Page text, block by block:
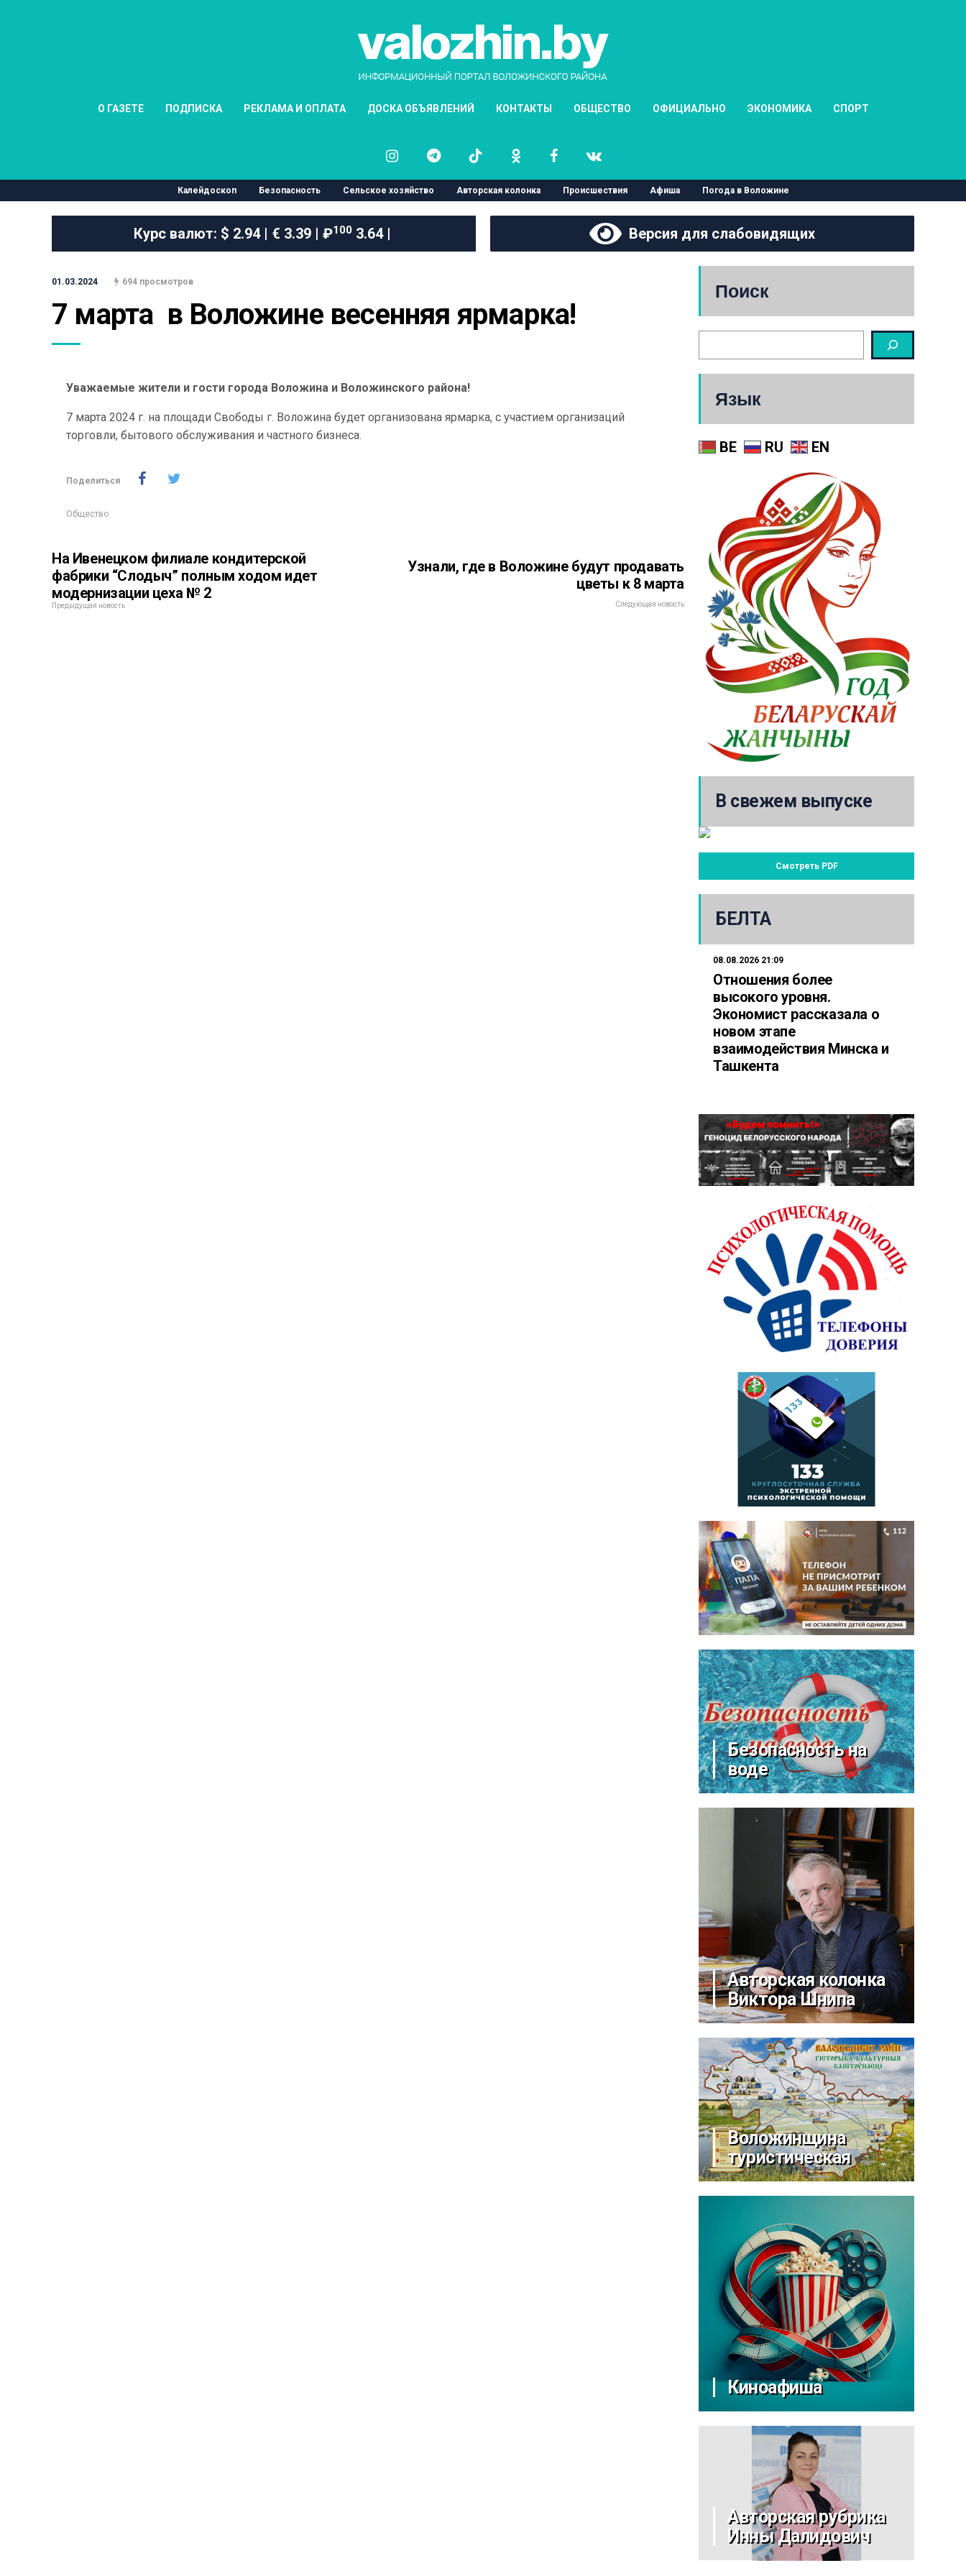
О ГАЗЕТЕ ПОДПИСКА РЕКЛАМА И ОПЛАТА ДОСКА ОБЪЯВЛЕНИЙ КОНТАКТЫ ОБЩЕСТВО ОФИЦИАЛЬНО ЭКОНОМИКА СПОРТ
Калейдоскоп Безопасность Сельское хозяйство Авторская колонка Происшествия Афиша Погода в Воложине
Курс валют: $ 2.94 | € 3.39 | ₽1003.64 | Версия для слабовидящих
01.03.2024 694 просмотров
7 марта  в Воложине весенняя ярмарка!
Уважаемые жители и гости города Воложина и Воложинского района!
7 марта 2024 г. на площади Свободы г. Воложина будет организована ярмарка, с участием организаций
торговли, бытового обслуживания и частного бизнеса.
Поделиться
Общество
На Ивенецком филиале кондитерской
фабрики “Слодыч” полным ходом идет
модернизации цеха № 2
Предыдущая новость
Узнали, где в Воложине будут продавать
цветы к 8 марта
Следующая новость
Поиск
Язык
BE RU EN
В свежем выпуске
Смотреть PDF
БЕЛТА
08.08.2026 21:09
Отношения более
высокого уровня.
Экономист рассказала о
новом этапе
взаимодействия Минска и
Ташкента
Безопасность на
воде
Авторская колонка
Виктора Шнипа
Воложинщина
туристическая
Киноафиша
Авторская рубрика
Инны Далидович